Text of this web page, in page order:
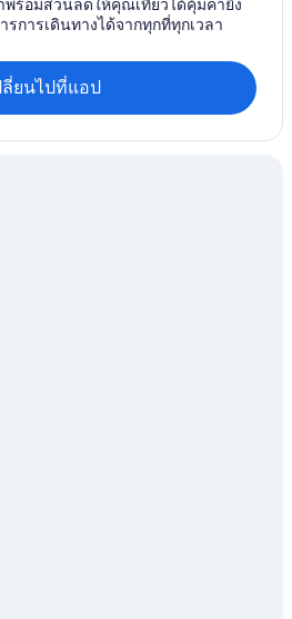
การเดินทางได้จากทุกที่ทุกเวลา
ลี่ยนไปที่แอป